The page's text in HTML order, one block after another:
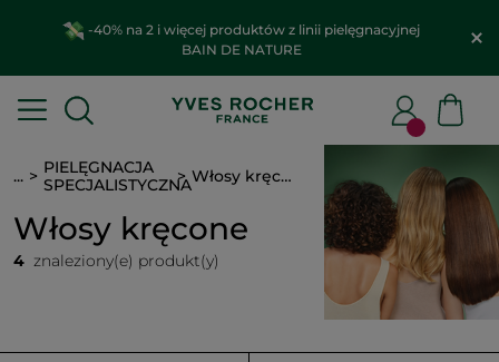
-40% na 2 i więcej produktów z linii pielęgnacyjnej
BAIN DE NATURE
...
PIELĘGNACJA
SPECJALISTYCZNA
Włosy kręcone
Włosy kręcone
4 znaleziony(e) produkt(y)